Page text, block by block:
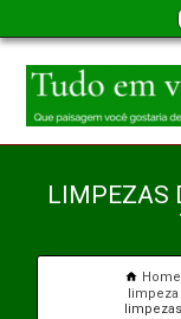
LIMPEZAS
Home